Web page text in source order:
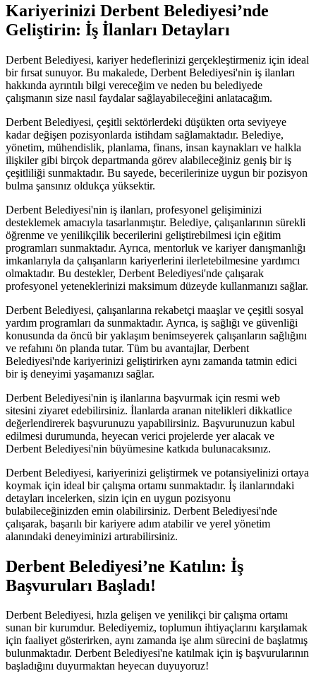
Kariyerinizi Derbent Belediyesi’nde
Geliştirin: İş İlanları Detayları
Derbent Belediyesi, kariyer hedeflerinizi gerçekleştirmeniz için ideal
bir fırsat sunuyor. Bu makalede, Derbent Belediyesi'nin iş ilanları
hakkında ayrıntılı bilgi vereceğim ve neden bu belediyede
çalışmanın size nasıl faydalar sağlayabileceğini anlatacağım.
Derbent Belediyesi, çeşitli sektörlerdeki düşükten orta seviyeye
kadar değişen pozisyonlarda istihdam sağlamaktadır. Belediye,
yönetim, mühendislik, planlama, finans, insan kaynakları ve halkla
ilişkiler gibi birçok departmanda görev alabileceğiniz geniş bir iş
çeşitliliği sunmaktadır. Bu sayede, becerilerinize uygun bir pozisyon
bulma şansınız oldukça yüksektir.
Derbent Belediyesi'nin iş ilanları, profesyonel gelişiminizi
desteklemek amacıyla tasarlanmıştır. Belediye, çalışanlarının sürekli
öğrenme ve yenilikçilik becerilerini geliştirebilmesi için eğitim
programları sunmaktadır. Ayrıca, mentorluk ve kariyer danışmanlığı
imkanlarıyla da çalışanların kariyerlerini ilerletebilmesine yardımcı
olmaktadır. Bu destekler, Derbent Belediyesi'nde çalışarak
profesyonel yeteneklerinizi maksimum düzeyde kullanmanızı sağlar.
Derbent Belediyesi, çalışanlarına rekabetçi maaşlar ve çeşitli sosyal
yardım programları da sunmaktadır. Ayrıca, iş sağlığı ve güvenliği
konusunda da öncü bir yaklaşım benimseyerek çalışanların sağlığını
ve refahını ön planda tutar. Tüm bu avantajlar, Derbent
Belediyesi'nde kariyerinizi geliştirirken aynı zamanda tatmin edici
bir iş deneyimi yaşamanızı sağlar.
Derbent Belediyesi'nin iş ilanlarına başvurmak için resmi web
sitesini ziyaret edebilirsiniz. İlanlarda aranan nitelikleri dikkatlice
değerlendirerek başvurunuzu yapabilirsiniz. Başvurunuzun kabul
edilmesi durumunda, heyecan verici projelerde yer alacak ve
Derbent Belediyesi'nin büyümesine katkıda bulunacaksınız.
Derbent Belediyesi, kariyerinizi geliştirmek ve potansiyelinizi ortaya
koymak için ideal bir çalışma ortamı sunmaktadır. İş ilanlarındaki
detayları incelerken, sizin için en uygun pozisyonu
bulabileceğinizden emin olabilirsiniz. Derbent Belediyesi'nde
çalışarak, başarılı bir kariyere adım atabilir ve yerel yönetim
alanındaki deneyiminizi artırabilirsiniz.
Derbent Belediyesi’ne Katılın: İş
Başvuruları Başladı!
Derbent Belediyesi, hızla gelişen ve yenilikçi bir çalışma ortamı
sunan bir kurumdur. Belediyemiz, toplumun ihtiyaçlarını karşılamak
için faaliyet gösterirken, aynı zamanda işe alım sürecini de başlatmış
bulunmaktadır. Derbent Belediyesi'ne katılmak için iş başvurularının
başladığını duyurmaktan heyecan duyuyoruz!